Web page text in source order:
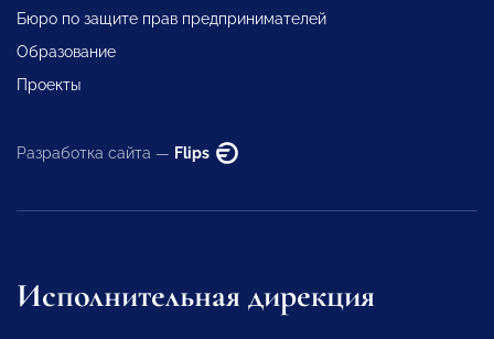
Бюро по защите прав предпринимателей
Образование
Проекты
Разработка сайта — Flips
Исполнительная дирекция